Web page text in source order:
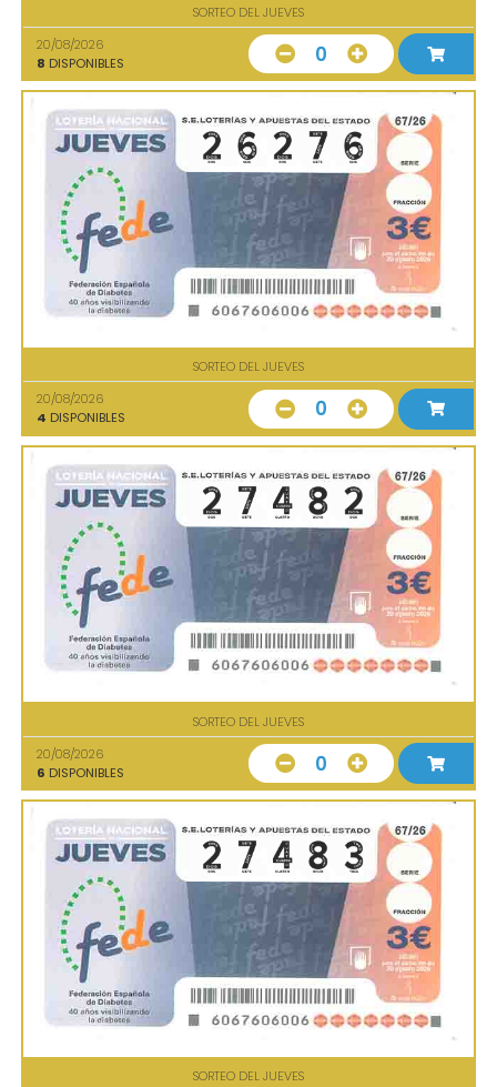
SORTEO DEL JUEVES
20/08/2026
8 DISPONIBLES 0
SORTEO DEL JUEVES
20/08/2026
4 DISPONIBLES 0
SORTEO DEL JUEVES
20/08/2026
6 DISPONIBLES 0
SORTEO DEL JUEVES